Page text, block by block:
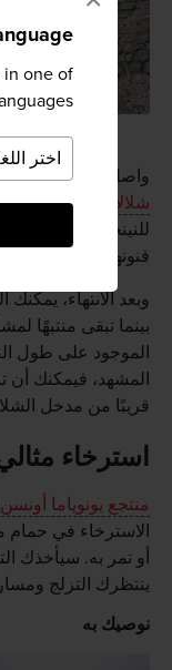
in one of
واصل مغامرتك في
شلالات أكام 48
،
للنينجا تقام على
فنونهم سابقًا.
وبعد الانتهاء،
بينما تبقى منتبهًا
الموجود على طول
المشهد، فيمكنك أن
قريبًا من مدخل
استرخاء
منتجع يونوياما أونسن
الاسترخاء في
أو تمر به. سيأخذك
ينتظرك التزلج
نوصيك به